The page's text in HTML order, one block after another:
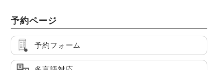
予約ページ
予約フォーム